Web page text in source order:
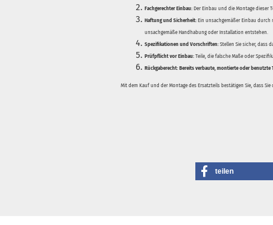
Fachgerechter Einbau: Der Einbau und die Montage dieser
Haftung und Sicherheit: Ein unsachgemäßer Einbau
unsachgemäße Handhabung oder Installation entstehen.
Spezifikationen und Vorschriften: Stellen Sie sicher, dass
Prüfpflicht vor Einbau: Teile, die falsche Maße oder
Rückgaberecht: Bereits verbaute, montierte oder benutzte
Mit dem Kauf und der Montage des Ersatzteils bestätigen Sie, dass
teilen